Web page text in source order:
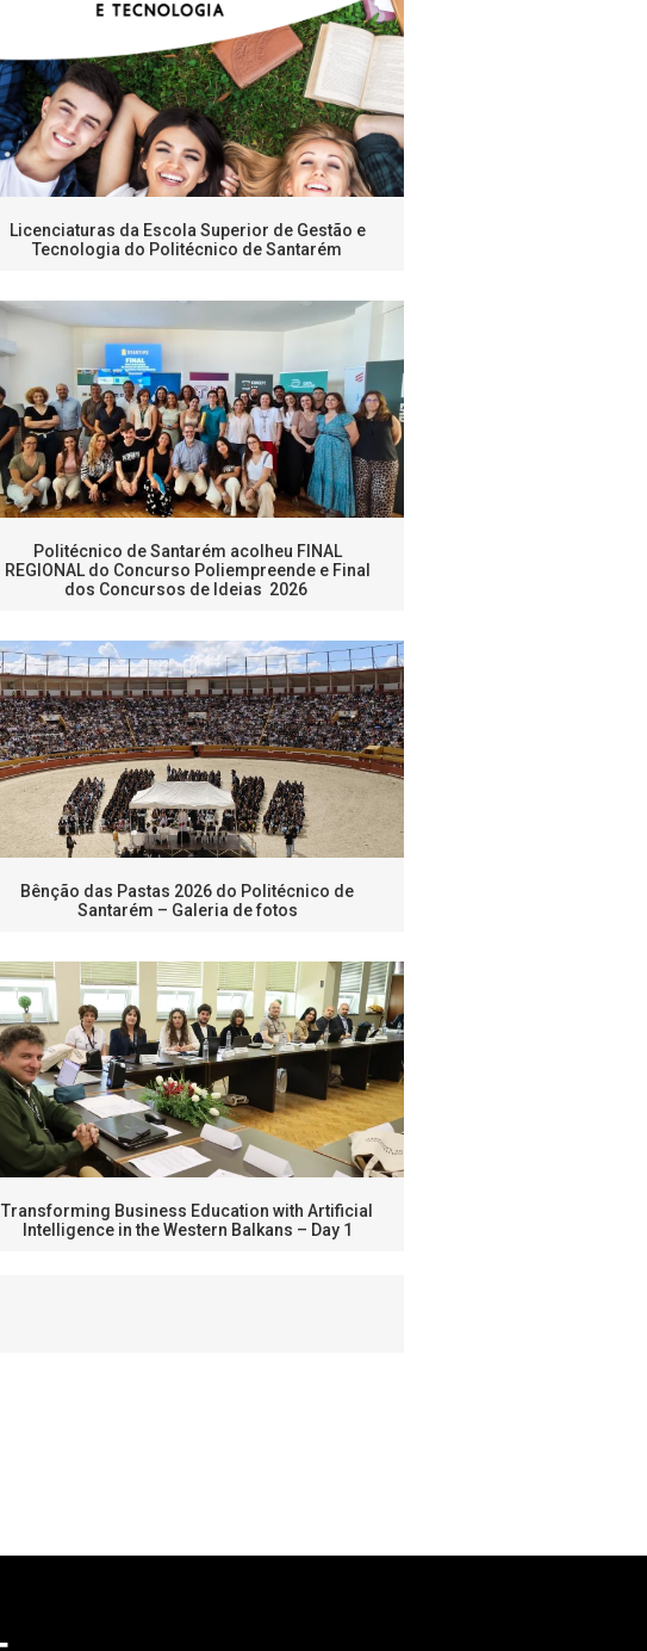
Licenciaturas da Escola Superior de Gestão e
Tecnologia do Politécnico de Santarém
Politécnico de Santarém acolheu FINAL
REGIONAL do Concurso Poliempreende e Final
dos Concursos de Ideias 2026
Bênção das Pastas 2026 do Politécnico de
Santarém – Galeria de fotos
Transforming Business Education with Artificial
Intelligence in the Western Balkans – Day 1